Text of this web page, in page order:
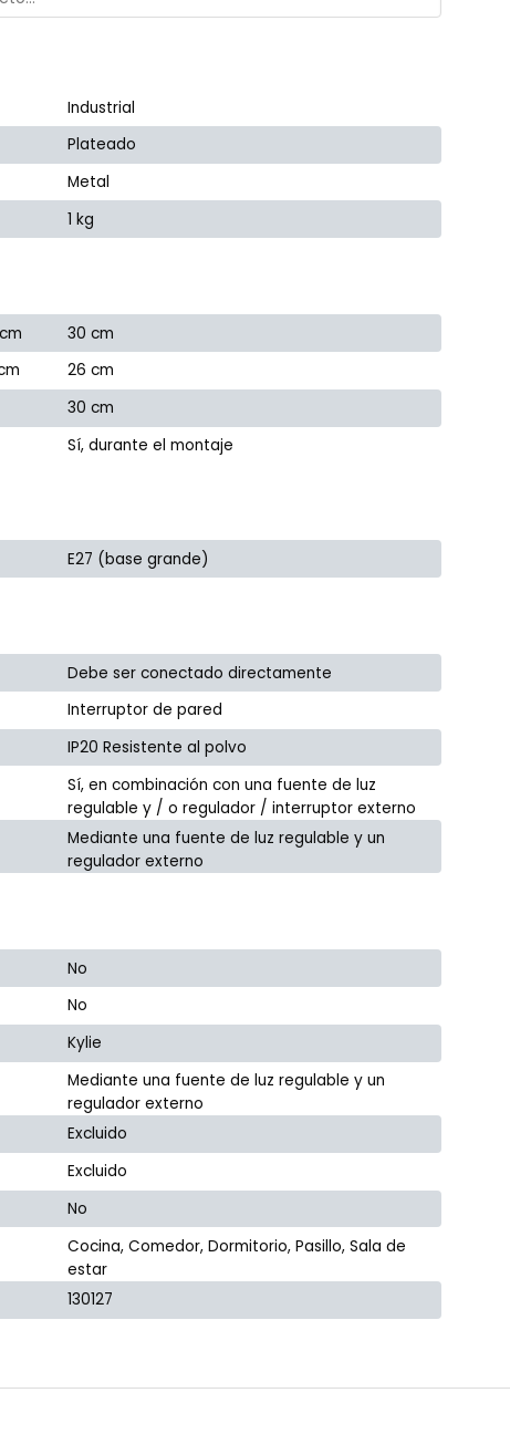
Industrial
Plateado
Metal
1 kg
30 cm
26 cm
30 cm
Sí, durante el montaje
E27 (base grande)
Debe ser conectado directamente
Interruptor de pared
IP20 Resistente al polvo
Sí, en combinación con una fuente de luz
regulable y / o regulador / interruptor externo
Mediante una fuente de luz regulable y un
regulador externo
No
No
Kylie
Mediante una fuente de luz regulable y un
regulador externo
Excluido
Excluido
No
Cocina, Comedor, Dormitorio, Pasillo, Sala de
estar
130127